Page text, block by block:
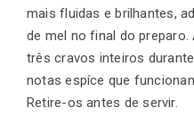
mais fluidas e brilhantes,
de mel no final do
três cravos inteiros
notas espíce que
Retire-os antes de servir.